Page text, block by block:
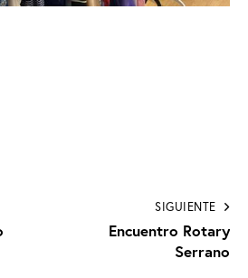
SIGUIENTE
Encuentro Rotary
Serrano